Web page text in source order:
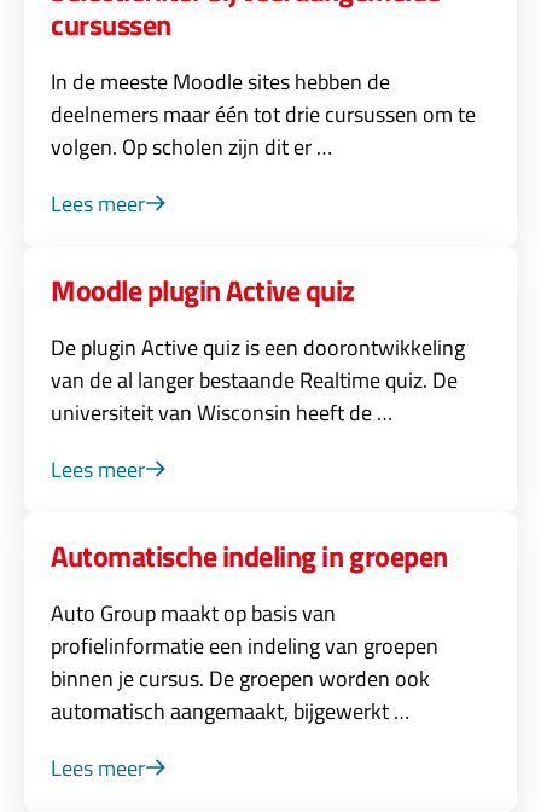
cursussen
In de meeste Moodle sites hebben de
deelnemers maar één tot drie cursussen om te
volgen. Op scholen zijn dit er …
Lees meer
Moodle plugin Active quiz
De plugin Active quiz is een doorontwikkeling
van de al langer bestaande Realtime quiz. De
universiteit van Wisconsin heeft de …
Lees meer
Automatische indeling in groepen
Auto Group maakt op basis van
profielinformatie een indeling van groepen
binnen je cursus. De groepen worden ook
automatisch aangemaakt, bijgewerkt …
Lees meer